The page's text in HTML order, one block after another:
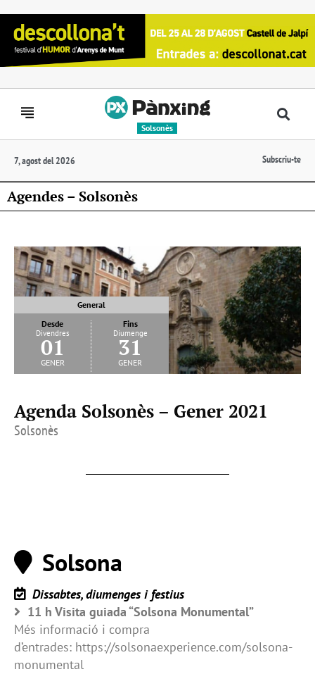
Solsonès
7, agost del 2026 Subscriu-te
Agendes – Solsonès
General
Desde
Divendres
01
gener
Fins
Diumenge
31
gener
Agenda Solsonès – Gener 2021
Solsonès
Solsona
Dissabtes, diumenges i festius
11 h Visita guiada “Solsona Monumental”
Més informació i compra
d’entrades: https://solsonaexperience.com/solsona-
monumental